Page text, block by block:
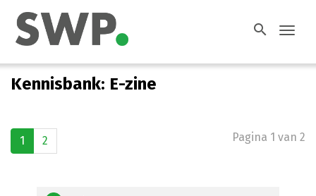
search
Kennisbank: E-zine
1 2 Pagina 1 van 2